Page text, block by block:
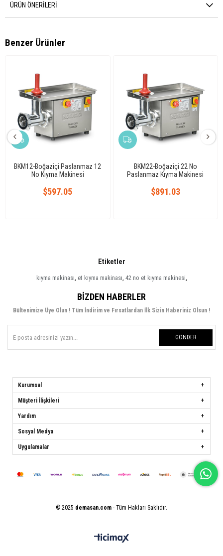
ÜRÜN ÖNERILERI
Benzer Ürünler
BKM12-Boğaziçi Paslanmaz 12
No Kıyma Makinesi
$597.05
BKM22-Boğaziçi 22 No
Paslanmaz Kıyma Makinesi
$891.03
Etiketler
kıyma makinası, et kıyma makinası, 42 no et kıyma makinesi,
BIZDEN HABERLER
Bültenimize Üye Olun ! Tüm İndirim ve Fırsatlardan İlk Sizin Haberiniz Olsun !
GÖNDER
Kurumsal
Müşteri İlişkileri
Yardım
Sosyal Medya
Uygulamalar
© 2025 demasan.com - Tüm Hakları Saklıdır.